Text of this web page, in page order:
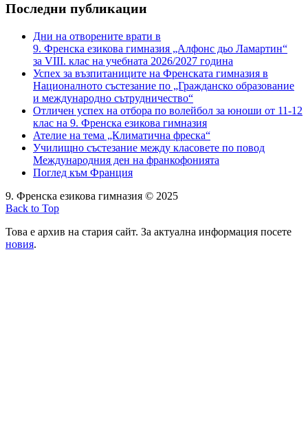
Последни публикации
Дни на отворените врати в
9. Френска езикова гимназия „Алфонс дьо Ламартин“
за VIII. клас на учебната 2026/2027 година
Успех за възпитаниците на Френската гимназия в
Националното състезание по „Гражданско образование
и международно сътрудничество“
Отличен успех на отбора по волейбол за юноши от 11-12
клас на 9. Френска езикова гимназия
Ателие на тема „Климатична фреска“
Училищно състезание между класовете по повод
Международния ден на франкофонията
Поглед към Франция
9. Френска езикова гимназия © 2025
Back to Top
Това е архив на стария сайт. За актуална информация посете
новия.